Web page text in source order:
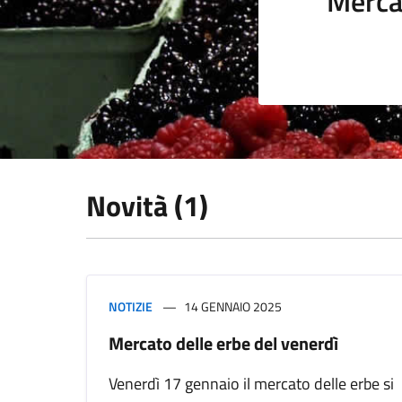
Novità (1)
NOTIZIE 14 GENNAIO 2025
Mercato delle erbe del venerdì
Venerdì 17 gennaio il mercato delle erbe si